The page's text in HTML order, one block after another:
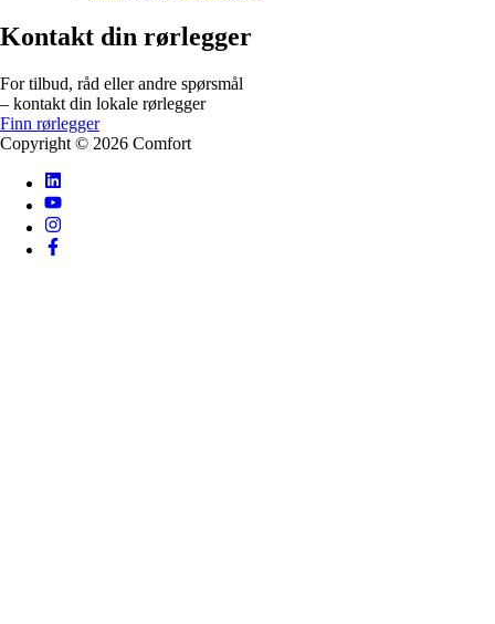
Kontakt din rørlegger
For tilbud, råd eller andre spørsmål
– kontakt din lokale rørlegger
Finn rørlegger
Copyright © 2026 Comfort